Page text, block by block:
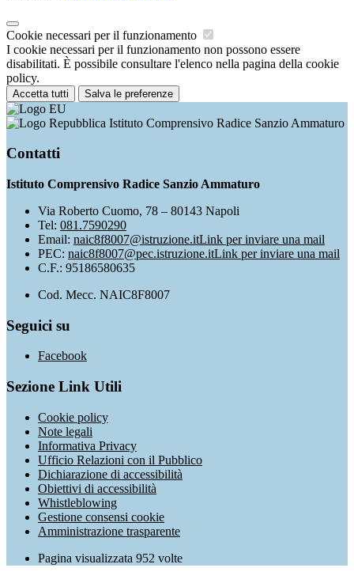
Cookie necessari per il funzionamento
I cookie necessari per il funzionamento non possono essere
disabilitati. È possibile consultare l'elenco nella pagina della cookie
policy.
Accetta tutti Salva le preferenze
Istituto Comprensivo Radice Sanzio Ammaturo
Contatti
Istituto Comprensivo Radice Sanzio Ammaturo
Via Roberto Cuomo, 78 – 80143 Napoli
Tel: 081.7590290
Email: naic8f8007@istruzione.itLink per inviare una mail
PEC: naic8f8007@pec.istruzione.itLink per inviare una mail
C.F.: 95186580635
Cod. Mecc. NAIC8F8007
Seguici su
Facebook
Sezione Link Utili
Cookie policy
Note legali
Informativa Privacy
Ufficio Relazioni con il Pubblico
Dichiarazione di accessibilità
Obiettivi di accessibilità
Whistleblowing
Gestione consensi cookie
Amministrazione trasparente
Pagina visualizzata 952 volte